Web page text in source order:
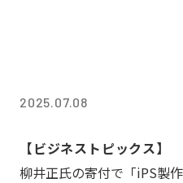
2025.07.08
【ビジネストピックス】
柳井正氏の寄付で「iPS製